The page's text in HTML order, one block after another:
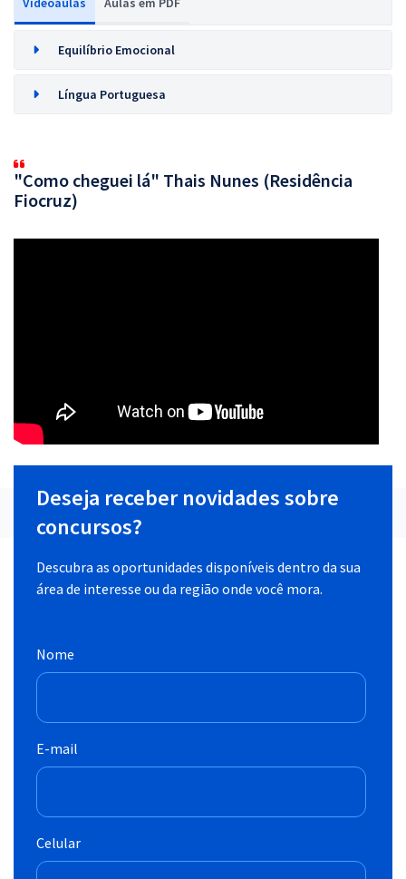
Equilíbrio Emocional
Língua Portuguesa
"Como cheguei lá" Thais Nunes (Residência
Fiocruz)
Deseja receber novidades sobre
concursos?
Descubra as oportunidades disponíveis dentro da sua
área de interesse ou da região onde você mora.
Nome
E-mail
Celular